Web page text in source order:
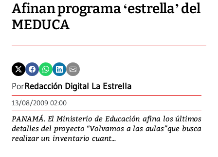
Afinan programa ‘estrella’ del
MEDUCA
PorRedacción Digital La Estrella
13/08/2009 02:00
PANAMÁ. El Ministerio de Educación afina los últimos
detalles del proyecto “Volvamos a las aulas”que busca
realizar un inventario cuant...